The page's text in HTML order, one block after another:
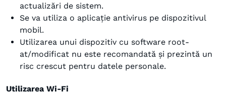
actualizări de sistem.
Se va utiliza o aplicație antivirus pe dispozitivul
mobil.
Utilizarea unui dispozitiv cu software root-
at/modificat nu este recomandată și prezintă un
risc crescut pentru datele personale.
Utilizarea Wi-Fi